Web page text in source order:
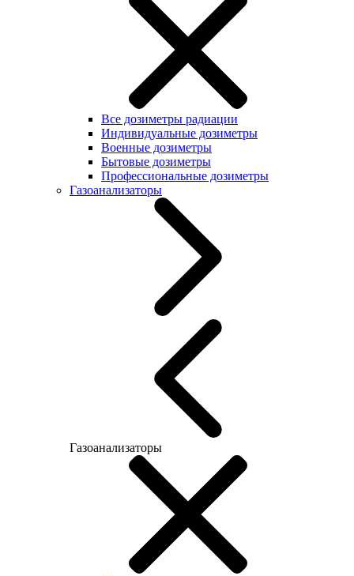
Все дозиметры радиации
Индивидуальные дозиметры
Военные дозиметры
Бытовые дозиметры
Профессиональные дозиметры
Газоанализаторы
Газоанализаторы